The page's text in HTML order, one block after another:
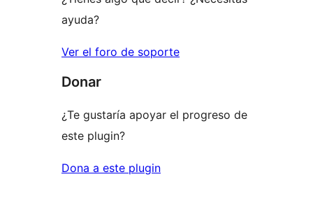
ayuda?
Ver el foro de soporte
Donar
¿Te gustaría apoyar el progreso de
este plugin?
Dona a este plugin